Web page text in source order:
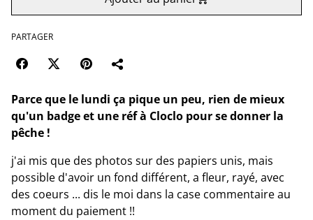
PARTAGER
Parce que le lundi ça pique un peu, rien de mieux
qu'un badge et une réf à Cloclo pour se donner la
pêche !
j'ai mis que des photos sur des papiers unis, mais
possible d'avoir un fond différent, a fleur, rayé, avec
des coeurs ... dis le moi dans la case commentaire au
moment du paiement !!